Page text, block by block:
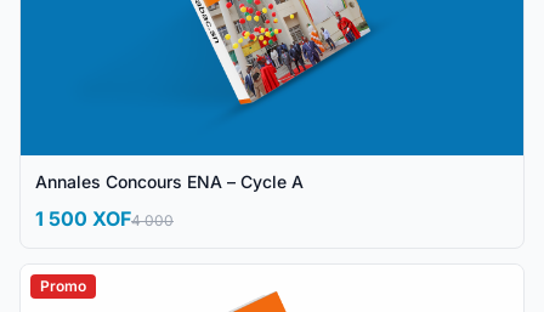
Annales Concours ENA – Cycle A
1 500 XOF4 000
Promo